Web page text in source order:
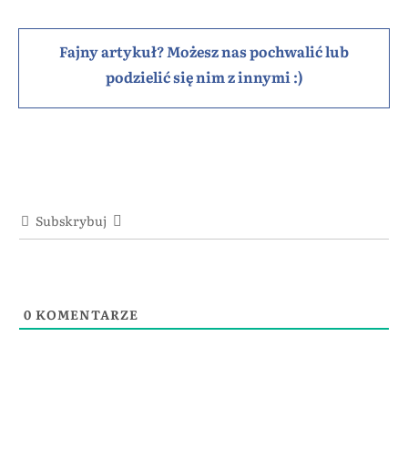
Fajny artykuł? Możesz nas pochwalić lub
podzielić się nim z innymi :)
Subskrybuj
0 KOMENTARZE